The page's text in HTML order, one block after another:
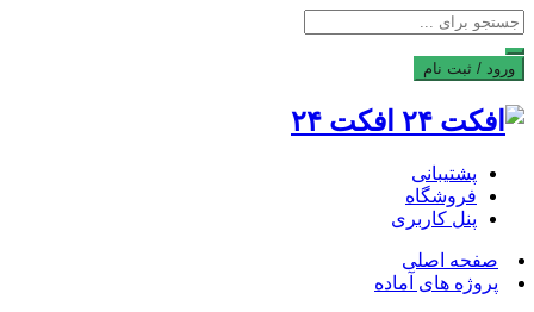
ورود / ثبت نام
افکت ۲۴
پشتیبانی
فروشگاه
پنل کاربری
صفحه اصلی
پروژه های آماده